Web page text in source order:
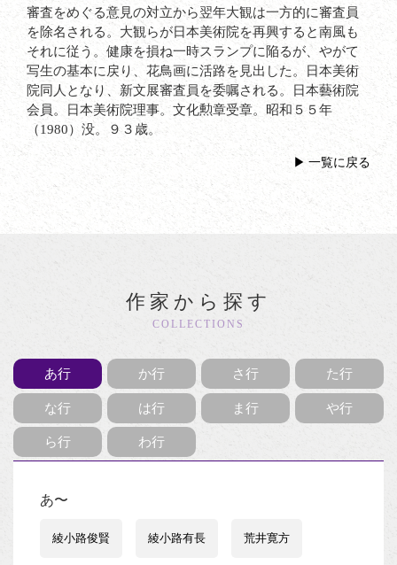
審査をめぐる意見の対立から翌年大観は一方的に審査員
を除名される。大観らが日本美術院を再興すると南風も
それに従う。健康を損ね一時スランプに陥るが、やがて
写生の基本に戻り、花鳥画に活路を見出した。日本美術
院同人となり、新文展審査員を委嘱される。日本藝術院
会員。日本美術院理事。文化勲章受章。昭和５５年
（1980）没。９３歳。
一覧に戻る
作家から探す
COLLECTIONS
あ行 か行 さ行 た行
な行 は行 ま行 や行
ら行 わ行
あ〜
綾小路俊賢 綾小路有長 荒井寛方